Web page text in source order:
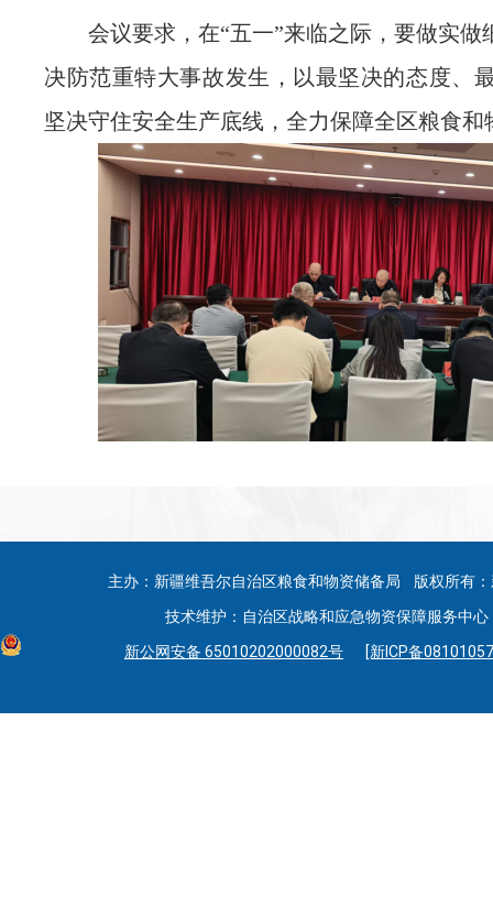
会议要求，在“五一”来临之际，要做实
决防范重特大事故发生，以最坚决的态度、
坚决守住安全生产底线，全力保障全区粮食
主办：新疆维吾尔自治区粮食和物资储备局 版权所有
技术维护：自治区战略和应急物资保障服务中
新公网安备 65010202000082号
[新ICP备